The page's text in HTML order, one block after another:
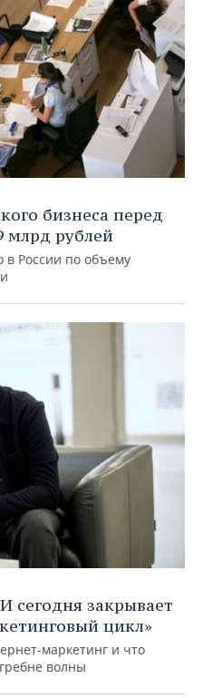
бизнеса перед
млрд рублей
в России по объему
сегодня закрывает
цикл»
маркетинг и что
волны